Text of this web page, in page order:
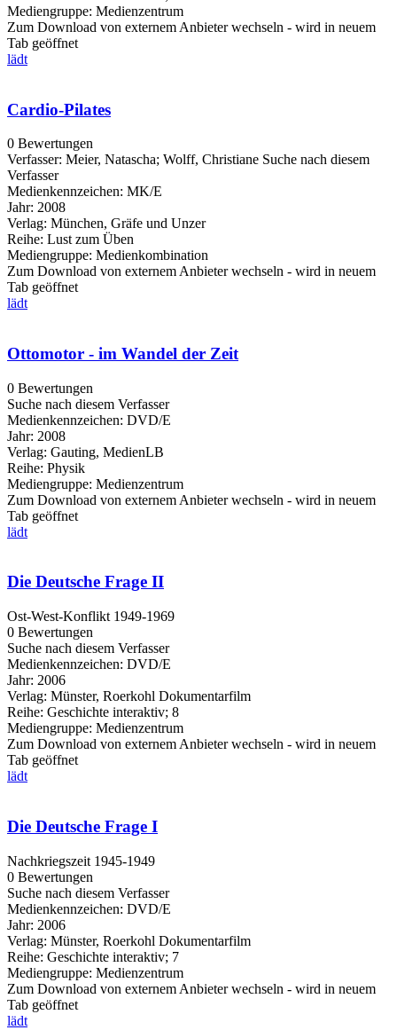
Mediengruppe: Medienzentrum
Zum Download von externem Anbieter wechseln - wird in neuem
Tab geöffnet
lädt
Cardio-Pilates
0 Bewertungen
Verfasser: Meier, Natascha; Wolff, Christiane Suche nach diesem
Verfasser
Medienkennzeichen: MK/E
Jahr: 2008
Verlag: München, Gräfe und Unzer
Reihe: Lust zum Üben
Mediengruppe: Medienkombination
Zum Download von externem Anbieter wechseln - wird in neuem
Tab geöffnet
lädt
Ottomotor - im Wandel der Zeit
0 Bewertungen
Suche nach diesem Verfasser
Medienkennzeichen: DVD/E
Jahr: 2008
Verlag: Gauting, MedienLB
Reihe: Physik
Mediengruppe: Medienzentrum
Zum Download von externem Anbieter wechseln - wird in neuem
Tab geöffnet
lädt
Die Deutsche Frage II
Ost-West-Konflikt 1949-1969
0 Bewertungen
Suche nach diesem Verfasser
Medienkennzeichen: DVD/E
Jahr: 2006
Verlag: Münster, Roerkohl Dokumentarfilm
Reihe: Geschichte interaktiv; 8
Mediengruppe: Medienzentrum
Zum Download von externem Anbieter wechseln - wird in neuem
Tab geöffnet
lädt
Die Deutsche Frage I
Nachkriegszeit 1945-1949
0 Bewertungen
Suche nach diesem Verfasser
Medienkennzeichen: DVD/E
Jahr: 2006
Verlag: Münster, Roerkohl Dokumentarfilm
Reihe: Geschichte interaktiv; 7
Mediengruppe: Medienzentrum
Zum Download von externem Anbieter wechseln - wird in neuem
Tab geöffnet
lädt